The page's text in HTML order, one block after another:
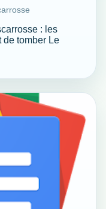
: les
de tomber Le